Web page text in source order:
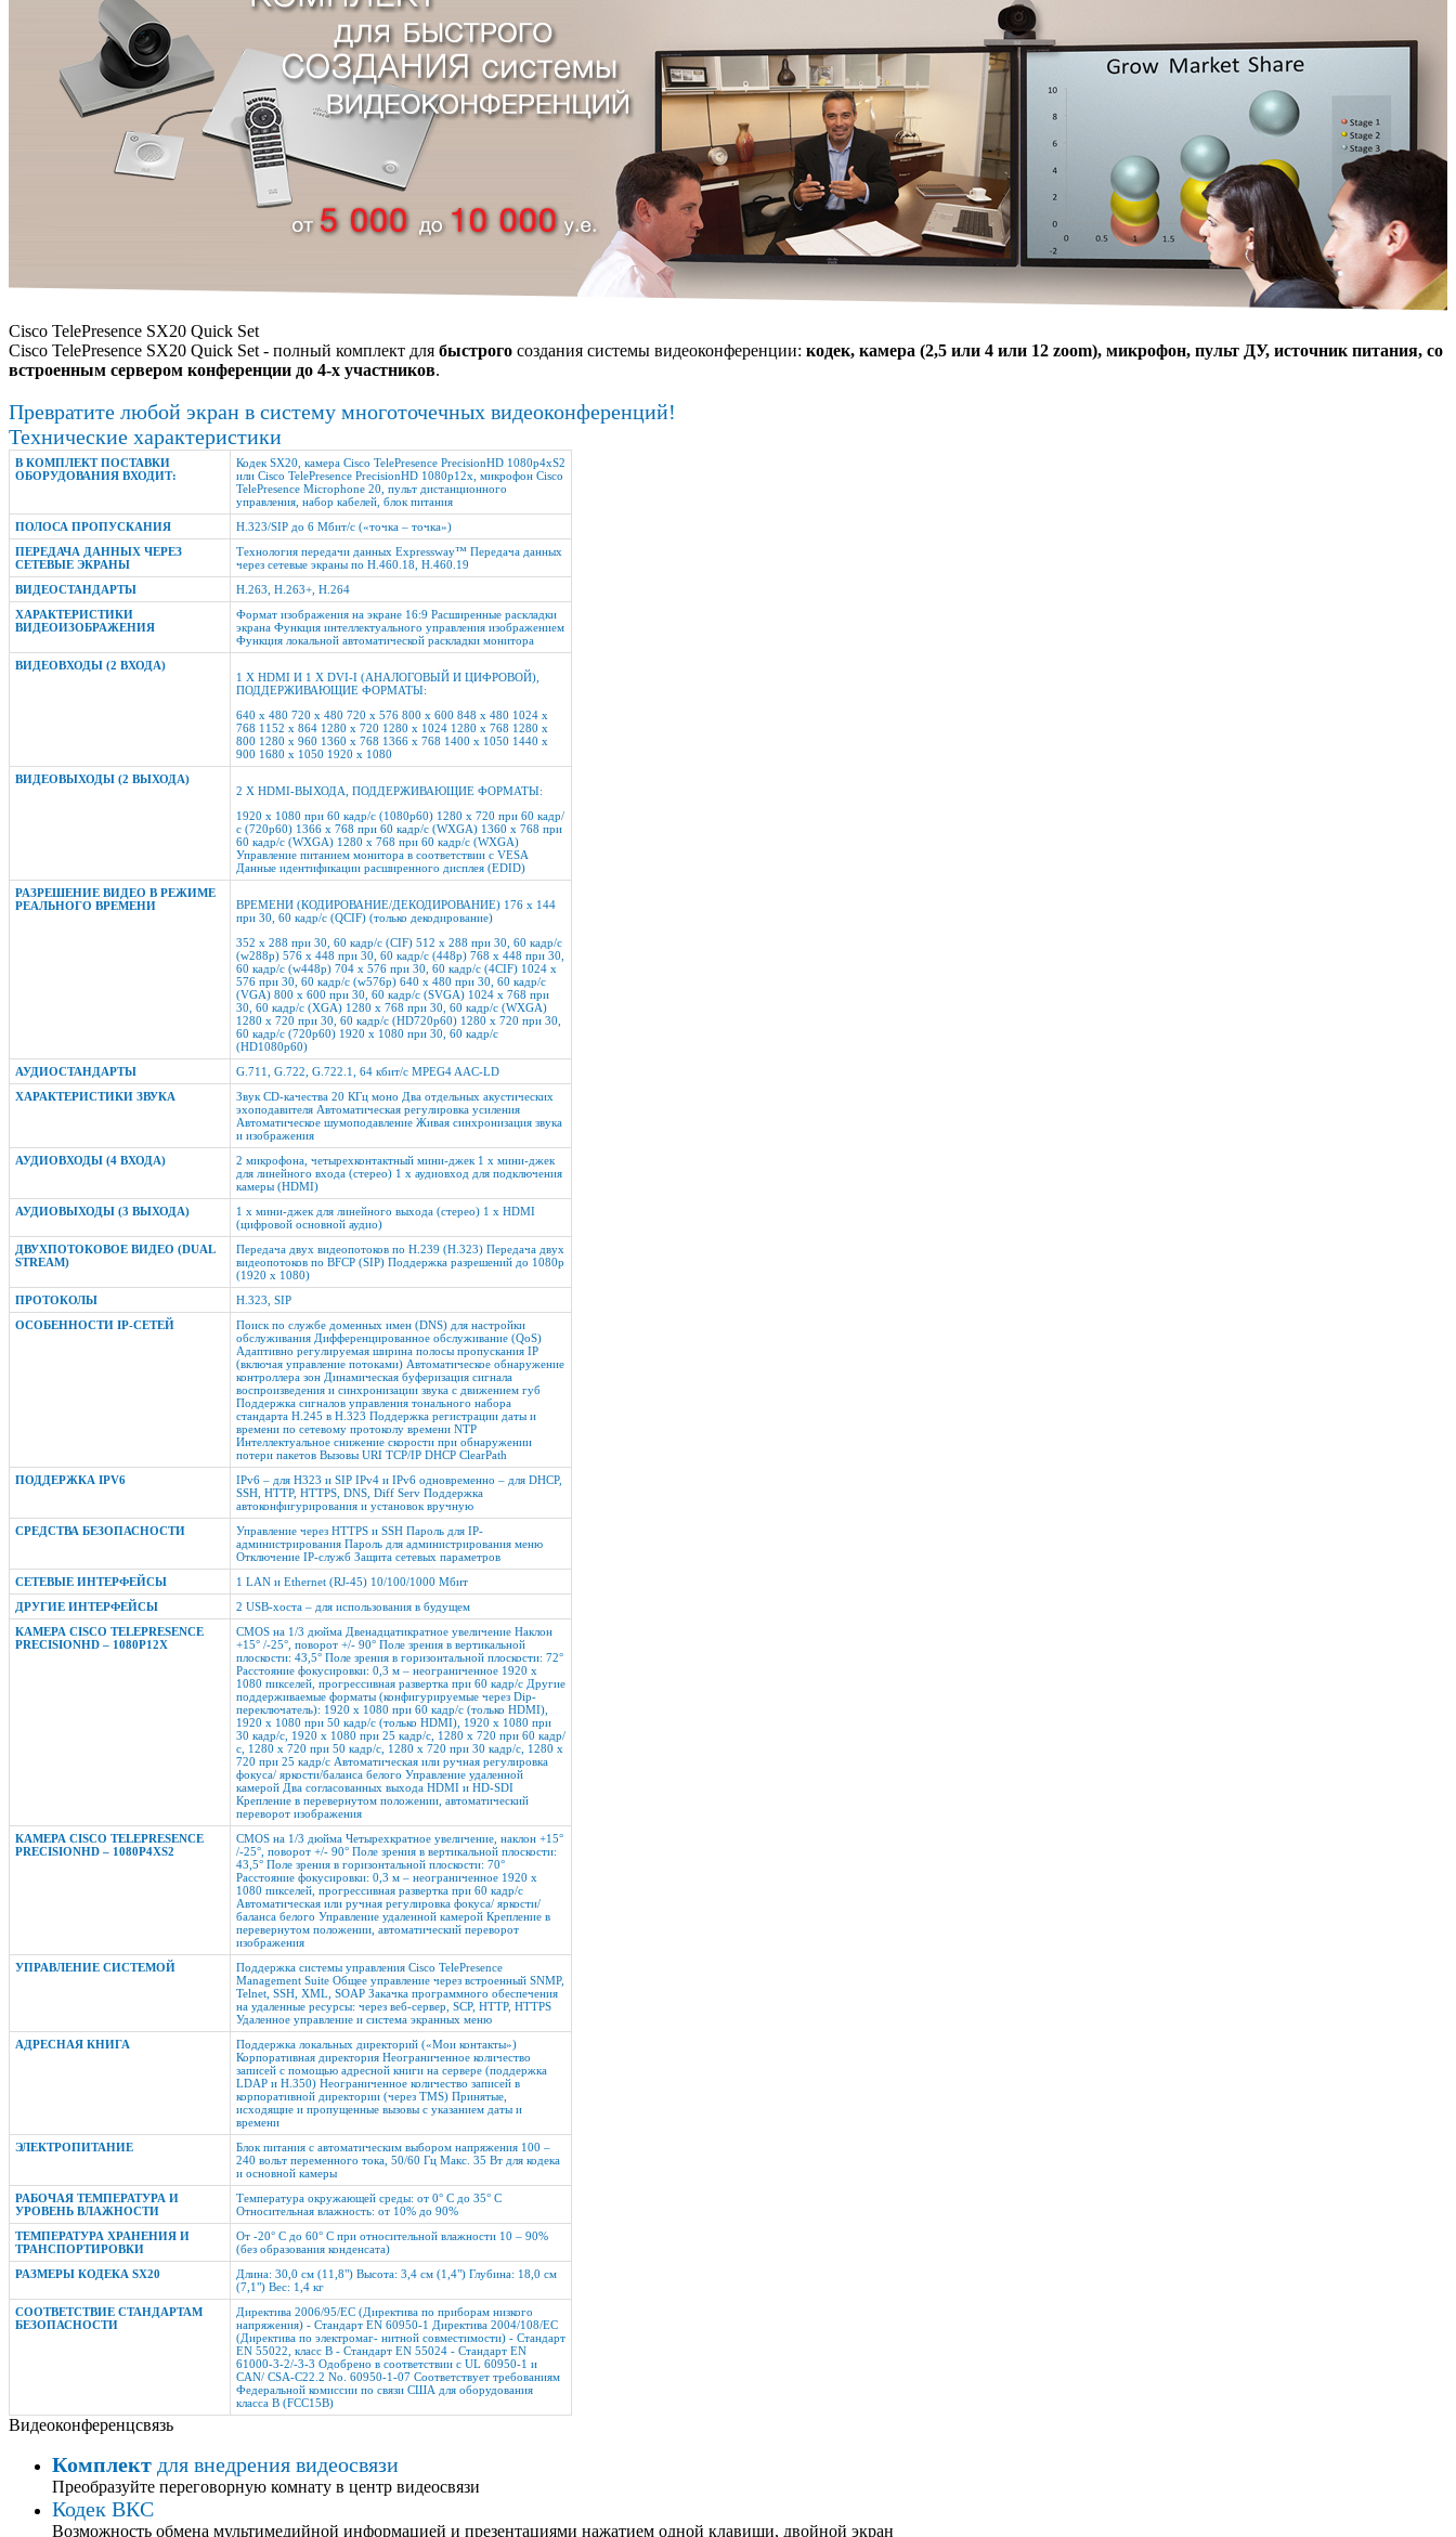
Cisco TelePresence SX20 Quick Set
Cisco TelePresence SX20 Quick Set - полный комплект для быстрого создания системы видеоконференции: кодек, камера (2,5 или 4 или 12 zoom), микрофон, пульт ДУ, источник питания, со
встроенным сервером конференции до 4-х участников.
Превратите любой экран в систему многоточечных видеоконференций!
Технические характеристики
В КОМПЛЕКТ ПОСТАВКИ
ОБОРУДОВАНИЯ ВХОДИТ:
Кодек SX20, камера Cisco TelePresence PrecisionHD 1080p4xS2
или Cisco TelePresence PrecisionHD 1080p12x, микрофон Cisco
TelePresence Microphone 20, пульт дистанционного
управления, набор кабелей, блок питания
ПОЛОСА ПРОПУСКАНИЯ
H.323/SIP до 6 Мбит/с («точка – точка»)
ПЕРЕДАЧА ДАННЫХ ЧЕРЕЗ
СЕТЕВЫЕ ЭКРАНЫ
Технология передачи данных Expressway™ Передача данных
через сетевые экраны по H.460.18, H.460.19
ВИДЕОСТАНДАРТЫ
H.263, H.263+, H.264
ХАРАКТЕРИСТИКИ
ВИДЕОИЗОБРАЖЕНИЯ
Формат изображения на экране 16:9 Расширенные раскладки
экрана Функция интеллектуального управления изображением
Функция локальной автоматической раскладки монитора
ВИДЕОВХОДЫ (2 ВХОДА)
1 X HDMI И 1 X DVI-I (АНАЛОГОВЫЙ И ЦИФРОВОЙ),
ПОДДЕРЖИВАЮЩИЕ ФОРМАТЫ:
640 x 480 720 x 480 720 x 576 800 x 600 848 x 480 1024 x
768 1152 x 864 1280 x 720 1280 x 1024 1280 x 768 1280 x
800 1280 x 960 1360 x 768 1366 x 768 1400 x 1050 1440 x
900 1680 x 1050 1920 x 1080
ВИДЕОВЫХОДЫ (2 ВЫХОДА)
2 X HDMI-ВЫХОДА, ПОДДЕРЖИВАЮЩИЕ ФОРМАТЫ:
1920 x 1080 при 60 кадр/с (1080p60) 1280 x 720 при 60 кадр/
с (720p60) 1366 x 768 при 60 кадр/с (WXGA) 1360 x 768 при
60 кадр/с (WXGA) 1280 x 768 при 60 кадр/с (WXGA)
Управление питанием монитора в соответствии с VESA
Данные идентификации расширенного дисплея (EDID)
РАЗРЕШЕНИE ВИДЕО В РЕЖИМЕ
РЕАЛЬНОГО ВРЕМЕНИ
ВРЕМЕНИ (КОДИРОВАНИЕ/ДЕКОДИРОВАНИЕ) 176 x 144
при 30, 60 кадр/с (QCIF) (только декодирование)
352 x 288 при 30, 60 кадр/с (CIF) 512 x 288 при 30, 60 кадр/с
(w288p) 576 x 448 при 30, 60 кадр/с (448p) 768 x 448 при 30,
60 кадр/с (w448p) 704 x 576 при 30, 60 кадр/с (4CIF) 1024 x
576 при 30, 60 кадр/с (w576p) 640 x 480 при 30, 60 кадр/с
(VGA) 800 x 600 при 30, 60 кадр/с (SVGA) 1024 x 768 при
30, 60 кадр/с (XGA) 1280 x 768 при 30, 60 кадр/с (WXGA)
1280 x 720 при 30, 60 кадр/с (HD720p60) 1280 x 720 при 30,
60 кадр/с (720p60) 1920 x 1080 при 30, 60 кадр/с
(HD1080p60)
АУДИОСТАНДАРТЫ
G.711, G.722, G.722.1, 64 кбит/с MPEG4 AAC-LD
ХАРАКТЕРИСТИКИ ЗВУКА
Звук CD-качества 20 КГц моно Два отдельных акустических
эхоподавителя Автоматическая регулировка усиления
Автоматическое шумоподавление Живая синхронизация звука
и изображения
АУДИОВХОДЫ (4 ВХОДА)
2 микрофона, четырехконтактный мини-джек 1 x мини-джек
для линейного входа (стерео) 1 x аудиовход для подключения
камеры (HDMI)
АУДИОВЫХОДЫ (3 ВЫХОДА)
1 x мини-джек для линейного выхода (стерео) 1 x HDMI
(цифровой основной аудио)
ДВУХПОТОКОВОЕ ВИДЕО (DUAL
STREAM)
Передача двух видеопотоков по H.239 (H.323) Передача двух
видеопотоков по BFCP (SIP) Поддержка разрешений до 1080p
(1920 x 1080)
ПРОТОКОЛЫ
H.323, SIP
ОСОБЕННОСТИ IP-СЕТЕЙ
Поиск по службе доменных имен (DNS) для настройки
обслуживания Дифференцированное обслуживание (QoS)
Адаптивно регулируемая ширина полосы пропускания IP
(включая управление потоками) Автоматическое обнаружение
контроллера зон Динамическая буферизация сигнала
воспроизведения и синхронизации звука с движением губ
Поддержка сигналов управления тонального набора
стандарта H.245 в H.323 Поддержка регистрации даты и
времени по сетевому протоколу времени NTP
Интеллектуальное снижение скорости при обнаружении
потери пакетов Вызовы URI TCP/IP DHCP ClearPath
ПОДДЕРЖКА IPV6
IPv6 – для H323 и SIP IPv4 и IPv6 одновременно – для DHCP,
SSH, HTTP, HTTPS, DNS, Diff Serv Поддержка
автоконфигурирования и установок вручную
СРЕДСТВА БЕЗОПАСНОСТИ
Управление через HTTPS и SSH Пароль для IP-
администрирования Пароль для администрирования меню
Отключение IP-служб Защита сетевых параметров
СЕТЕВЫЕ ИНТЕРФЕЙСЫ
1 LAN и Ethernet (RJ-45) 10/100/1000 Мбит
ДРУГИЕ ИНТЕРФЕЙСЫ
2 USB-хоста – для использования в будущем
КАМЕРА CISCO TELEPRESENCE
PRECISIONHD – 1080P12X
CMOS на 1/3 дюйма Двенадцатикратное увеличение Наклон
+15° /-25°, поворот +/- 90° Поле зрения в вертикальной
плоскости: 43,5° Поле зрения в горизонтальной плоскости: 72°
Расстояние фокусировки: 0,3 м – неограниченное 1920 x
1080 пикселей, прогрессивная развертка при 60 кадр/с Другие
поддерживаемые форматы (конфигурируемые через Dip-
переключатель): 1920 x 1080 при 60 кадр/с (только HDMI),
1920 x 1080 при 50 кадр/с (только HDMI), 1920 x 1080 при
30 кадр/с, 1920 x 1080 при 25 кадр/с, 1280 x 720 при 60 кадр/
с, 1280 x 720 при 50 кадр/с, 1280 x 720 при 30 кадр/с, 1280 x
720 при 25 кадр/с Автоматическая или ручная регулировка
фокуса/ яркости/баланса белого Управление удаленной
камерой Два согласованных выхода HDMI и HD-SDI
Крепление в перевернутом положении, автоматический
переворот изображения
КАМЕРА CISCO TELEPRESENCE
PRECISIONHD – 1080P4XS2
CMOS на 1/3 дюйма Четырехкратное увеличение, наклон +15°
/-25°, поворот +/- 90° Поле зрения в вертикальной плоскости:
43,5° Поле зрения в горизонтальной плоскости: 70°
Расстояние фокусировки: 0,3 м – неограниченное 1920 x
1080 пикселей, прогрессивная развертка при 60 кадр/с
Автоматическая или ручная регулировка фокуса/ яркости/
баланса белого Управление удаленной камерой Крепление в
перевернутом положении, автоматический переворот
изображения
УПРАВЛЕНИЕ СИСТЕМОЙ
Поддержка системы управления Cisco TelePresence
Management Suite Общее управление через встроенный SNMP,
Telnet, SSH, XML, SOAP Закачка программного обеспечения
на удаленные ресурсы: через веб-сервер, SCP, HTTP, HTTPS
Удаленное управление и система экранных меню
АДРЕСНАЯ КНИГА
Поддержка локальных директорий («Мои контакты»)
Корпоративная директория Неограниченное количество
записей с помощью адресной книги на сервере (поддержка
LDAP и H.350) Неограниченное количество записей в
корпоративной директории (через TMS) Принятые,
исходящие и пропущенные вызовы с указанием даты и
времени
ЭЛЕКТРОПИТАНИЕ
Блок питания с автоматическим выбором напряжения 100 –
240 вольт переменного тока, 50/60 Гц Макс. 35 Вт для кодека
и основной камеры
РАБОЧАЯ ТЕМПЕРАТУРА И
УРОВЕНЬ ВЛАЖНОСТИ
Температура окружающей среды: от 0° C до 35° C
Относительная влажность: от 10% до 90%
ТЕМПЕРАТУРА ХРАНЕНИЯ И
ТРАНСПОРТИРОВКИ
От -20° C до 60° С при относительной влажности 10 – 90%
(без образования конденсата)
РАЗМЕРЫ КОДЕКА SX20
Длина: 30,0 см (11,8") Высота: 3,4 см (1,4") Глубина: 18,0 см
(7,1") Вес: 1,4 кг
СООТВЕТСТВИЕ СТАНДАРТАМ
БЕЗОПАСНОСТИ
Директива 2006/95/EC (Директива по приборам низкого
напряжения) - Стандарт EN 60950-1 Директива 2004/108/EC
(Директива по электромаг- нитной совместимости) - Стандарт
EN 55022, класс B - Стандарт EN 55024 - Стандарт EN
61000-3-2/-3-3 Одобрено в соответствии с UL 60950-1 и
CAN/ CSA-C22.2 No. 60950-1-07 Соответствует требованиям
Федеральной комиссии по связи США для оборудования
класса B (FCC15B)
Видеоконференцсвязь
Комплект для внедрения видеосвязи
Преобразуйте переговорную комнату в центр видеосвязи
Кодек ВКС
Возможность обмена мультимедийной информацией и презентациями нажатием одной клавиши, двойной экран